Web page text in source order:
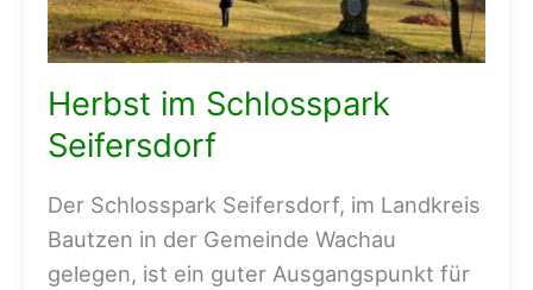
Herbst im Schlosspark
Seifersdorf
Der Schlosspark Seifersdorf, im Landkreis
Bautzen in der Gemeinde Wachau
gelegen, ist ein guter Ausgangspunkt für